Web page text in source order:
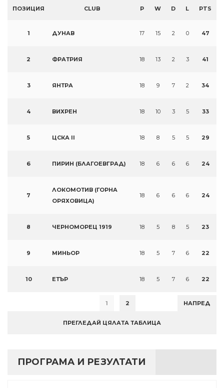
ПОЗИЦИЯ CLUB P W D L PTS
1 ДУНАВ 17 15 2 0 47
2 ФРАТРИЯ 18 13 2 3 41
3 ЯНТРА 18 9 7 2 34
4 ВИХРЕН 18 10 3 5 33
5 ЦСКА II 18 8 5 5 29
6 ПИРИН (БЛАГОЕВГРАД) 18 6 6 6 24
7
ЛОКОМОТИВ (ГОРНА
ОРЯХОВИЦА)
18 6 6 6 24
8 ЧЕРНОМОРЕЦ 1919 18 5 8 5 23
9 МИНЬОР 18 5 7 6 22
10 ЕТЪР 18 5 7 6 22
1 2 НАПРЕД
ПРЕГЛЕДАЙ ЦЯЛАТА ТАБЛИЦА
ПРОГРАМА И РЕЗУЛТАТИ